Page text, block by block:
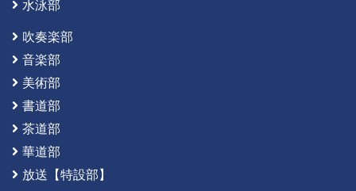
水泳部
吹奏楽部
音楽部
美術部
書道部
茶道部
華道部
放送【特設部】